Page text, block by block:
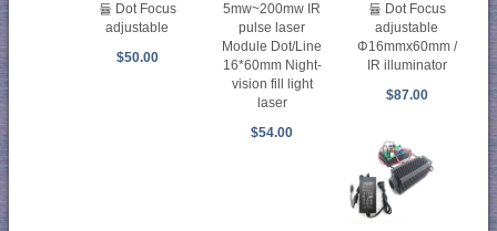
듈 Dot Focus
adjustable
$50.00
5mw~200mw IR
pulse laser
Module Dot/Line
16*60mm Night-
vision fill light
laser
$54.00
듈 Dot Focus
adjustable
Φ16mmx60mm /
IR illuminator
$87.00